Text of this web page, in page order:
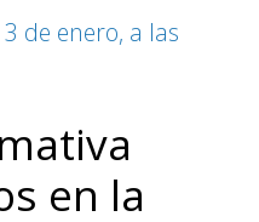
de enero, a las
en la